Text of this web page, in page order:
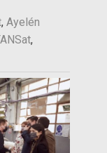
,Ayelén
,